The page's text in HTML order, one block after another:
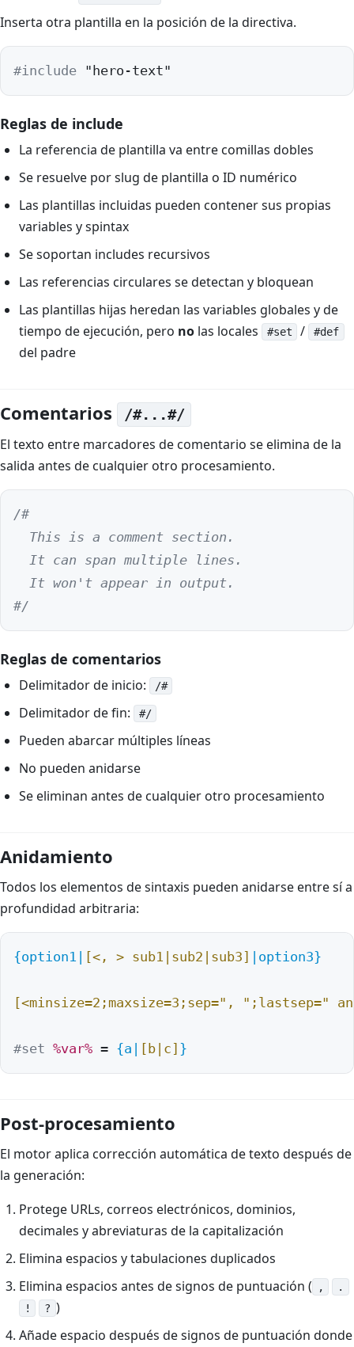
Inserta otra plantilla en la posición de la directiva.
#include "hero-text"
Reglas de include
La referencia de plantilla va entre comillas dobles
Se resuelve por slug de plantilla o ID numérico
Las plantillas incluidas pueden contener sus propias
variables y spintax
Se soportan includes recursivos
Las referencias circulares se detectan y bloquean
Las plantillas hijas heredan las variables globales y de
tiempo de ejecución, pero no las locales #set / #def
del padre
Comentarios /#...#/
El texto entre marcadores de comentario se elimina de la
salida antes de cualquier otro procesamiento.
/#
  This is a comment section.
  It can span multiple lines.
  It won't appear in output.
#/
Reglas de comentarios
Delimitador de inicio: /#
Delimitador de fin: #/
Pueden abarcar múltiples líneas
No pueden anidarse
Se eliminan antes de cualquier otro procesamiento
Anidamiento
Todos los elementos de sintaxis pueden anidarse entre sí a
profundidad arbitraria:
{option1| [<, > sub1|sub2|sub3] |option3}
[<minsize=2;maxsize=3;sep=", ";lastsep="
#set %var% = {a| [b|c] }
Post-procesamiento
El motor aplica corrección automática de texto después de
la generación:
Protege URLs, correos electrónicos, dominios,
decimales y abreviaturas de la capitalización
Elimina espacios y tabulaciones duplicados
Elimina espacios antes de signos de puntuación (
,
.
!
? )
Añade espacio después de signos de puntuación donde